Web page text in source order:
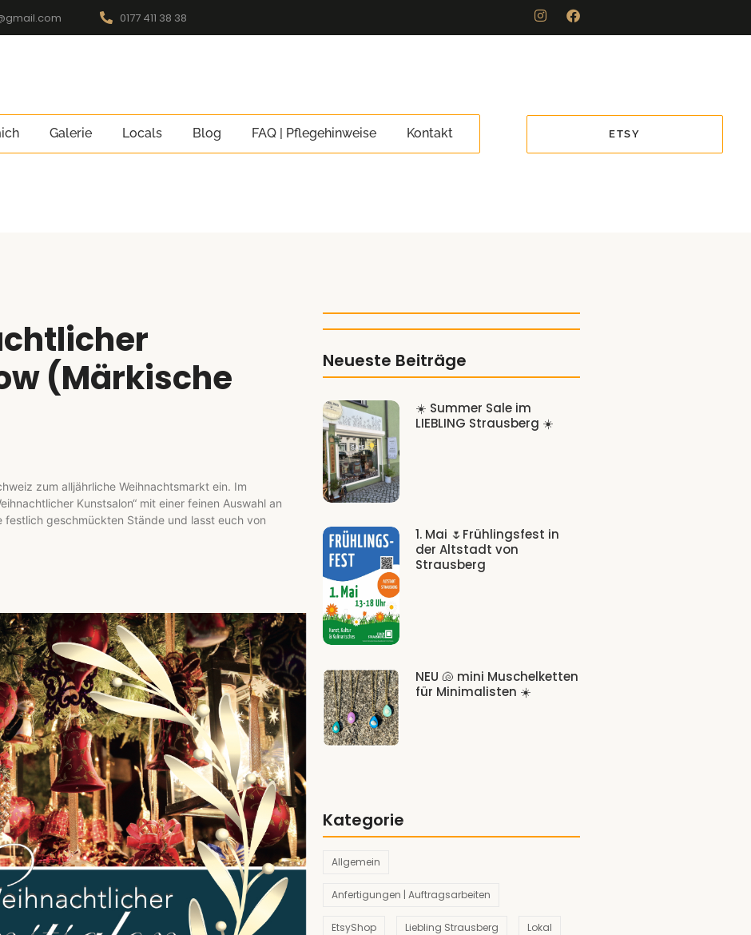
0177 411 38 38
Galerie Locals Blog FAQ | Pflegehinweise Kontakt ETSY
(Märkische
zum alljährliche Weihnachtsmarkt ein. Im
Kunstsalon“ mit einer feinen Auswahl an
geschmückten Stände und lasst euch von
Neueste Beiträge
☀️ Summer Sale im
LIEBLING Strausberg ☀️
1. Mai 🌷Frühlingsfest in
der Altstadt von
Strausberg
NEU 🐚 mini Muschelketten
für Minimalisten ☀️
Kategorie
Allgemein
Anfertigungen | Auftragsarbeiten
EtsyShop Liebling Strausberg Lokal